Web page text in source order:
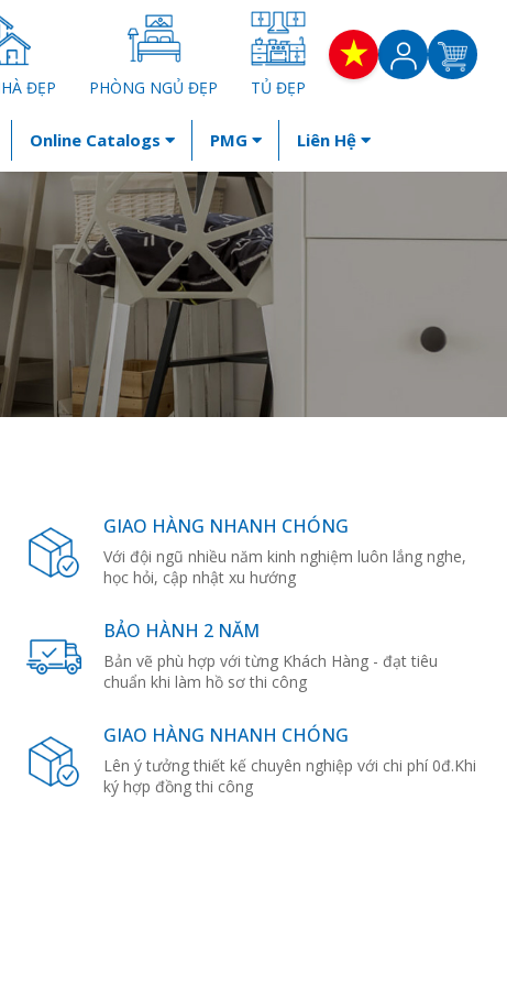
ĐẸP PHÒNG NGỦ ĐẸP TỦ ĐẸP
Online Catalogs PMG Liên Hệ
GIAO HÀNG NHANH CHÓNG
Với đội ngũ nhiều năm kinh nghiệm luôn lắng nghe,
học hỏi, cập nhật xu hướng
BẢO HÀNH 2 NĂM
Bản vẽ phù hợp với từng Khách Hàng - đạt tiêu
chuẩn khi làm hồ sơ thi công
GIAO HÀNG NHANH CHÓNG
Lên ý tưởng thiết kế chuyên nghiệp với chi phí 0đ.Khi
ký hợp đồng thi công